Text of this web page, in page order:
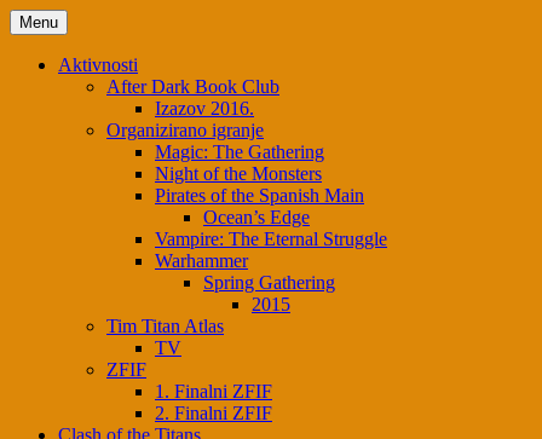
Skip
to
content
Menu
Aktivnosti
After Dark Book Club
Izazov 2016.
Organizirano igranje
Magic: The Gathering
Night of the Monsters
Pirates of the Spanish Main
Ocean’s Edge
Vampire: The Eternal Struggle
Warhammer
Spring Gathering
2015
Tim Titan Atlas
TV
ZFIF
1. Finalni ZFIF
2. Finalni ZFIF
Clash of the Titans